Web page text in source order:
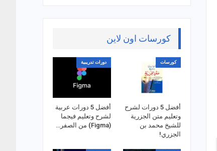
كورسات اون لاين
كورسات
أفضل 5 دورات لشرح
وتعليم متن الجزرية
للشيخ محمد بن
الجزري!
دورات تدريبية
أفضل 5 دورات عربية
لشرح وتعليم فيجما
(Figma) من الصفر…